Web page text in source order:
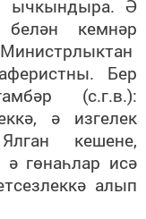
ычкындыра. Ә
кемнәр
Бер
(с.г.в.):
ә изгелек
кешене,
ә гөнаһлар исә
алып